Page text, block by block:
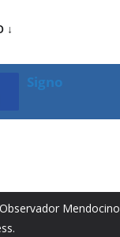
↓
Signo
Mendocino
.